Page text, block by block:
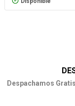
Despachamos